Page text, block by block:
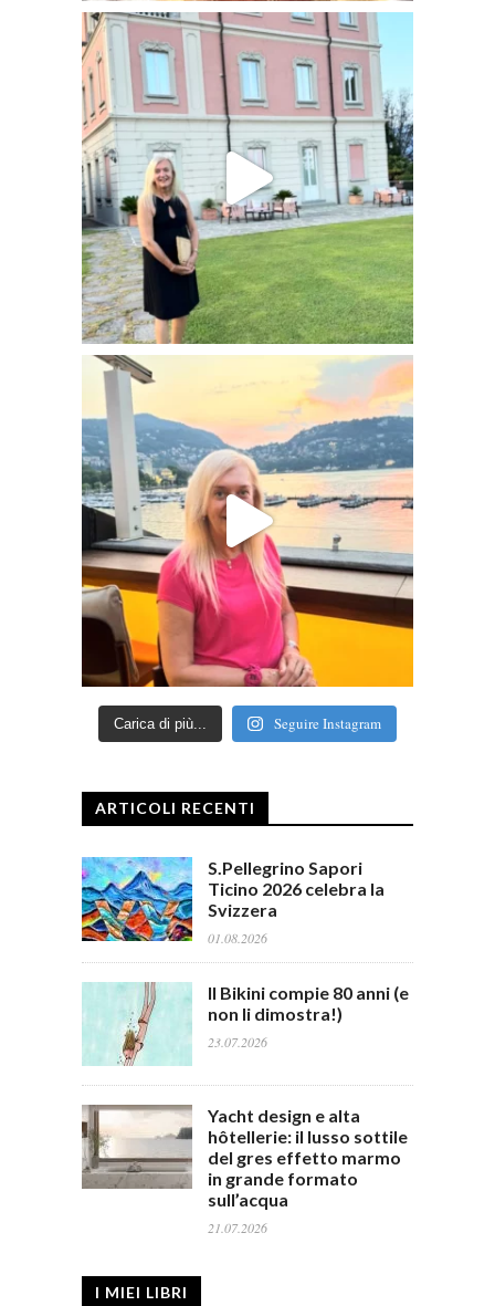
Carica di più... Seguire Instagram
ARTICOLI RECENTI
S.Pellegrino Sapori
Ticino 2026 celebra la
Svizzera
01.08.2026
Il Bikini compie 80 anni (e
non li dimostra!)
23.07.2026
Yacht design e alta
hôtellerie: il lusso sottile
del gres effetto marmo
in grande formato
sull’acqua
21.07.2026
I MIEI LIBRI